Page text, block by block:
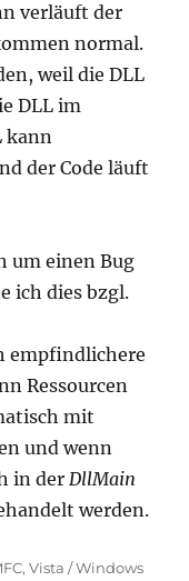
verläuft der
normal.
weil die DLL
DLL im
kann
der Code läuft
um einen Bug
ich dies bzgl.
empfindlichere
Ressourcen
mit
und wenn
in derDllMain
werden.
,Vista / Windows